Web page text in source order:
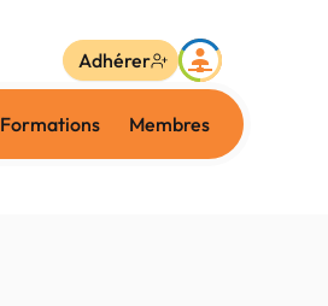
Formations Membres
Adhérer